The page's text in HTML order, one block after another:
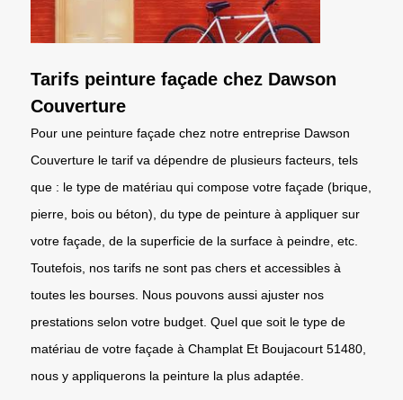
Tarifs peinture façade chez Dawson
Couverture
Pour une peinture façade chez notre entreprise Dawson
Couverture le tarif va dépendre de plusieurs facteurs, tels
que : le type de matériau qui compose votre façade (brique,
pierre, bois ou béton), du type de peinture à appliquer sur
votre façade, de la superficie de la surface à peindre, etc.
Toutefois, nos tarifs ne sont pas chers et accessibles à
toutes les bourses. Nous pouvons aussi ajuster nos
prestations selon votre budget. Quel que soit le type de
matériau de votre façade à Champlat Et Boujacourt 51480,
nous y appliquerons la peinture la plus adaptée.